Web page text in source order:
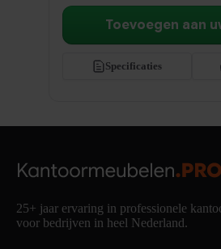
Specificaties
Toevoegen aan
25+ jaar ervaring in professionele
voor bedrijven in heel Nederland.